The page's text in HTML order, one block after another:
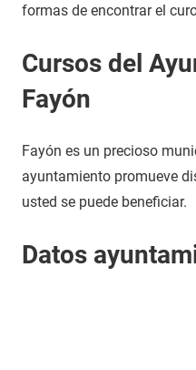
formas de encontrar el
Cursos del
Fayón
Fayón es un precioso
ayuntamiento promueve
usted se puede beneficiar.
Datos